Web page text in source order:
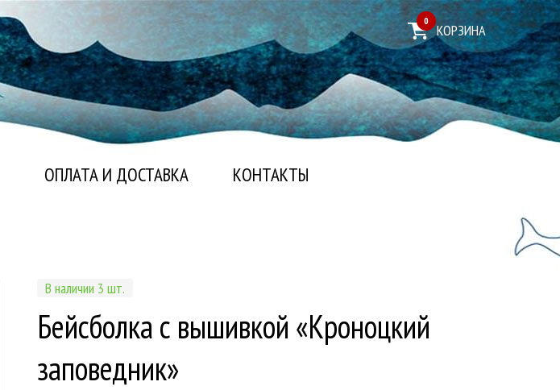
ОПЛАТА И ДОСТАВКА КОНТАКТЫ
0
КОРЗИНА
В наличии 3 шт.
Бейсболка с вышивкой «Кроноцкий
заповедник»